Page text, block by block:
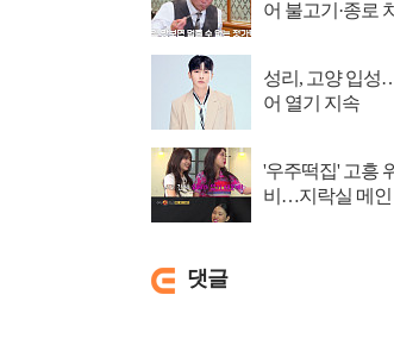
어 불고기·종로
성리, 고양 입성
어 열기 지속
'우주떡집' 고흥
비…지락실 메인
댓글